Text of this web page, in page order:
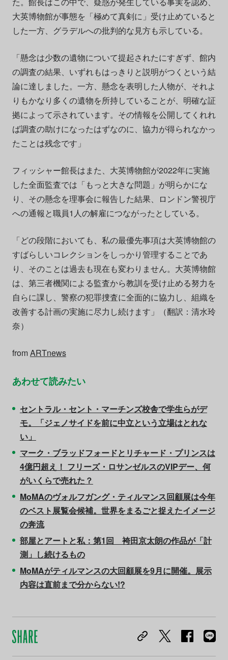
大英博物館が事態を「極めて真剣に」受け止めていると
した一方、グラデルへの批判的な見方も示している。
「懸念は少数の遺物について提起されたにすぎず、館内
の調査の結果、いずれもはっきりと説明がつくという結
論に達しました。一方、懸念を表明した人物が、それよ
りもかなり多くの遺物を所持していることが、明確な証
拠によって示されています。その情報を公開してくれれ
ば調査の助けになったはずなのに、協力が得られなかっ
たことは残念です」
フィッシャー館長はまた、大英博物館が2022年に実施
した全面監査では「もっと大きな問題」が明らかにな
り、その懸念を理事会に報告した結果、ロンドン警視庁
への通報と職員1人の解雇につながったとしている。
「どの段階においても、私の最優先事項は大英博物館の
すばらしいコレクションをしっかり管理することであ
り、そのことは過去も現在も変わりません。大英博物館
は、第三者機関による監査から教訓を受け止める努力を
自らに課し、警察の犯罪捜査に全面的に協力し、組織を
改善する計画の実施に尽力し続けます」（翻訳：清水玲
奈）
fromARTnews
あわせて読みたい
セントラル・セント・マーチンズ校舎で学生らがデ
モ。「ジェノサイドを前に中立という立場はとれな
い」
マーク・ブラッドフォードとリチャード・プリンスは
4億円超え！ フリーズ・ロサンゼルスのVIPデー、何
がいくらで売れた？
MoMAのヴォルフガング・ティルマンス回顧展は今年
のベスト展覧会候補。世界をまるごと捉えたイメージ
の奔流
部屋とアートと私：第1回 袴田京太朗の作品が「計
測」し続けるもの
MoMAがティルマンスの大回顧展を9月に開催。展示
内容は直前まで分からない!?